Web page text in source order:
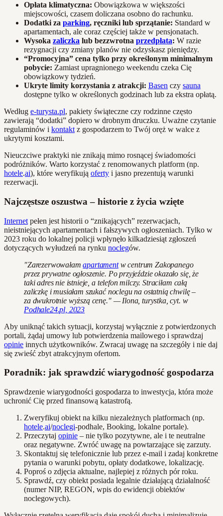
Opłata klimatyczna: Obowiązkowa w większości
miejscowości, czasem doliczana osobno do rachunku.
Dodatki za parking, ręczniki lub sprzątanie: Standard w
apartamentach, ale coraz częściej także w pensjonatach.
Wysoka zaliczka lub bezzwrotna przedpłata: W razie
rezygnacji czy zmiany planów nie odzyskasz pieniędzy.
“Promocyjna” cena tylko przy określonym minimalnym
pobycie: Zamiast upragnionego weekendu czeka Cię
obowiązkowy tydzień.
Ukryte limity korzystania z atrakcji: Basen czy sauna
dostępne tylko w określonych godzinach lub za ekstra opłatą.
Według e-turysta.pl, pakiety świąteczne czy rodzinne często
zawierają “dodatki” dopiero w drobnym druczku. Uważne czytanie
regulaminów i kontakt z gospodarzem to Twój oręż w walce z
ukrytymi kosztami.
Nieuczciwe praktyki nie znikają mimo rosnącej świadomości
podróżników. Warto korzystać z renomowanych platform (np.
hotele.ai), które weryfikują oferty i jasno prezentują warunki
rezerwacji.
Najczęstsze oszustwa – historie z życia wzięte
Internet pełen jest historii o “znikających” rezerwacjach,
nieistniejących apartamentach i fałszywych ogłoszeniach. Tylko w
2023 roku do lokalnej policji wpłynęło kilkadziesiąt zgłoszeń
dotyczących wyłudzeń na rynku noclegów.
"Zarezerwowałamapartamentw centrum Zakopanego
przez prywatne ogłoszenie. Po przyjeździe okazało się, że
taki adres nie istnieje, a telefon milczy. Straciłam całą
zaliczkę i musiałam szukać noclegu na ostatnią chwilę –
za dwukrotnie wyższą cenę." — Ilona, turystka, cyt. w
Podhale24.pl, 2023
Aby uniknąć takich sytuacji, korzystaj wyłącznie z potwierdzonych
portali, żądaj umowy lub potwierdzenia mailowego i sprawdzaj
opinie innych użytkowników. Zwracaj uwagę na szczegóły i nie daj
się zwieść zbyt atrakcyjnym ofertom.
Poradnik: jak sprawdzić wiarygodność gospodarza
Sprawdzenie wiarygodności gospodarza to inwestycja, która może
uchronić Cię przed finansową katastrofą.
Zweryfikuj obiekt na kilku niezależnych platformach (np.
hotele.ai/noclegi-podhale, Booking, lokalne portale).
Przeczytaj opinie – nie tylko pozytywne, ale i te neutralne
oraz negatywne. Zwróć uwagę na powtarzające się zarzuty.
Skontaktuj się telefonicznie lub przez e-mail i zadaj konkretne
pytania o warunki pobytu, opłaty dodatkowe, lokalizację.
Poproś o zdjęcia aktualne, najlepiej z różnych pór roku.
Sprawdź, czy obiekt posiada legalnie działającą działalność
(numer NIP, REGON, wpis do ewidencji obiektów
noclegowych).